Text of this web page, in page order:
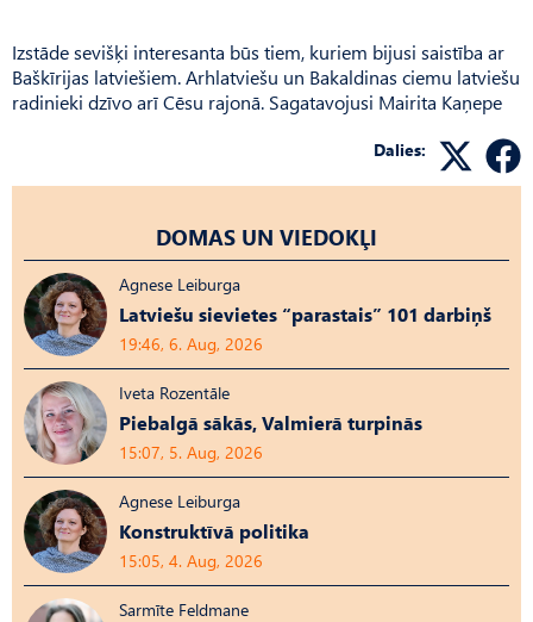
Izstāde sevišķi interesanta būs tiem, kuriem bijusi saistība ar
Baškīrijas latviešiem. Arhlatviešu un Bakaldinas ciemu latviešu
radinieki dzīvo arī Cēsu rajonā. Sagatavojusi Mairita Kaņepe
Dalies:
DOMAS UN VIEDOKĻI
Agnese Leiburga
Latviešu sievietes “parastais” 101 darbiņš
19:46, 6. Aug, 2026
Iveta Rozentāle
Piebalgā sākās, Valmierā turpinās
15:07, 5. Aug, 2026
Agnese Leiburga
Konstruktīvā politika
15:05, 4. Aug, 2026
Sarmīte Feldmane